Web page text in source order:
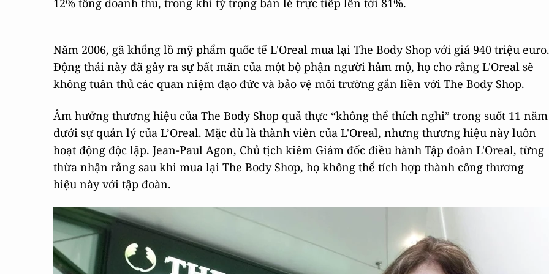
12% tổng doanh thu, trong khi tỷ trọng bán lẻ trực tiếp lên tới 81%.
Năm 2006, gã khổng lồ mỹ phẩm quốc tế L'Oreal mua lại The Body Shop với giá 940 triệu euro.
Động thái này đã gây ra sự bất mãn của một bộ phận người hâm mộ, họ cho rằng L'Oreal sẽ
không tuân thủ các quan niệm đạo đức và bảo vệ môi trường gắn liền với The Body Shop.
Âm hưởng thương hiệu của The Body Shop quả thực “không thể thích nghi” trong suốt 11 năm
dưới sự quản lý của L’Oreal. Mặc dù là thành viên của L'Oreal, nhưng thương hiệu này luôn
hoạt động độc lập. Jean-Paul Agon, Chủ tịch kiêm Giám đốc điều hành Tập đoàn L'Oreal, từng
thừa nhận rằng sau khi mua lại The Body Shop, họ không thể tích hợp thành công thương
hiệu này với tập đoàn.